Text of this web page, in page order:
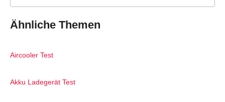
Ähnliche Themen
Aircooler Test
Akku Ladegerät Test